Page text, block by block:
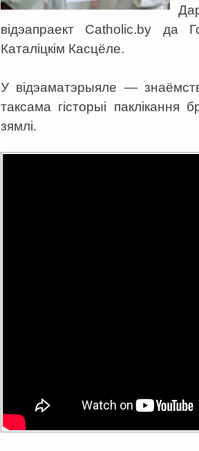
відэапраект Catholic.by да
Каталіцкім Касцёле.
У відэаматэрыяле —
таксама гісторыі паклікання
зямлі.